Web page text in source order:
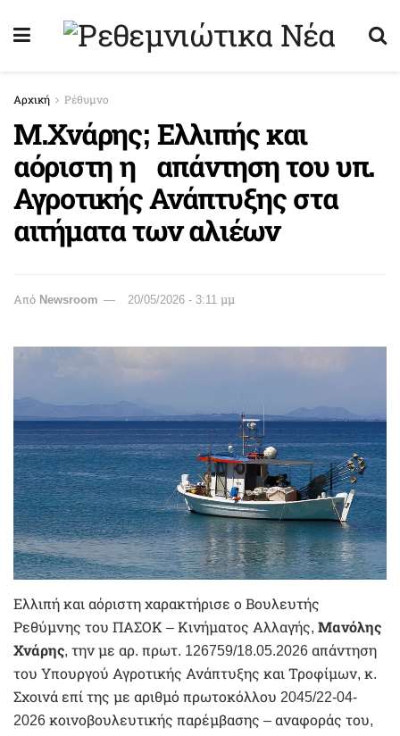
Αρχική Ρέθυμνο
Μ.Χνάρης; Ελλιπής και
αόριστη η απάντηση του υπ.
Αγροτικής Ανάπτυξης στα
αιτήματα των αλιέων
Από Newsroom 20/05/2026 - 3:11 μμ
Ελλιπή και αόριστη χαρακτήρισε ο Βουλευτής
Ρεθύμνης του ΠΑΣΟΚ – Κινήματος Αλλαγής, Μανόλης
Χνάρης, την με αρ. πρωτ. 126759/18.05.2026 απάντηση
του Υπουργού Αγροτικής Ανάπτυξης και Τροφίμων, κ.
Σχοινά επί της με αριθμό πρωτοκόλλου 2045/22-04-
2026 κοινοβουλευτικής παρέμβασης – αναφοράς του,